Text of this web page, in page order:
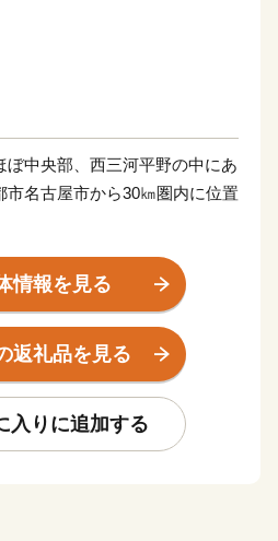
中央部、西三河平野の中にあ
市名古屋市から30㎞圏内に位置
国に名を広めるほど農業先進都
た。稲作、果樹などを栽培し、
有数の産地となっています。ま
自動車関連企業をはじめとする
バランスが取れたまちとなって
情報を見る
返礼品を見る
入りに追加する